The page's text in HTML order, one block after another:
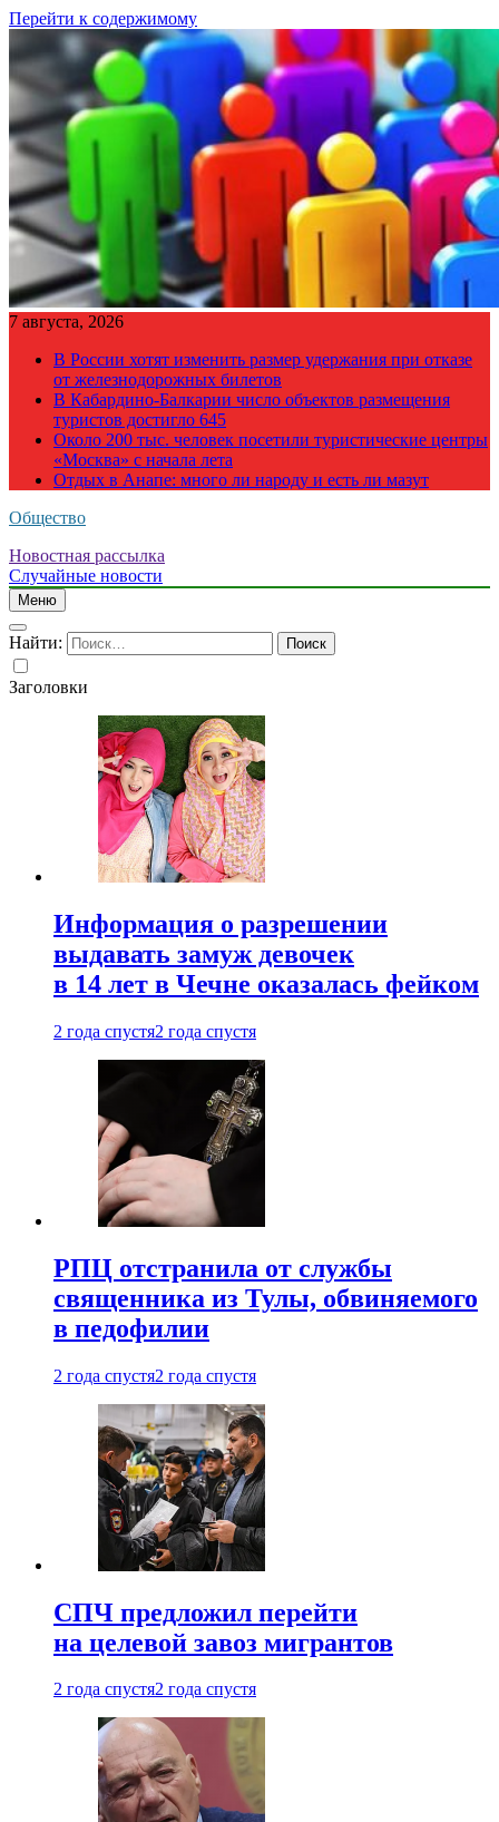
Перейти к содержимому
7 августа, 2026
В России хотят изменить размер удержания при отказе
от железнодорожных билетов
В Кабардино-Балкарии число объектов размещения
туристов достигло 645
Около 200 тыс. человек посетили туристические центры
«Москва» с начала лета
Отдых в Анапе: много ли народу и есть ли мазут
Общество
Новостная рассылка
Случайные новости
Меню
Найти:
Заголовки
Информация о разрешении
выдавать замуж девочек
в 14 лет в Чечне оказалась фейком
2 года спустя2 года спустя
РПЦ отстранила от службы
священника из Тулы, обвиняемого
в педофилии
2 года спустя2 года спустя
СПЧ предложил перейти
на целевой завоз мигрантов
2 года спустя2 года спустя